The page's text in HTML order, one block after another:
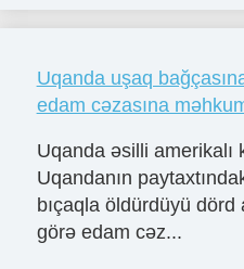
Uqanda uşaq
edam cəzasına
Uqanda əsilli amerikalı
Uqandanın
bıçaqla öldürdüyü dörd
görə edam cəz...